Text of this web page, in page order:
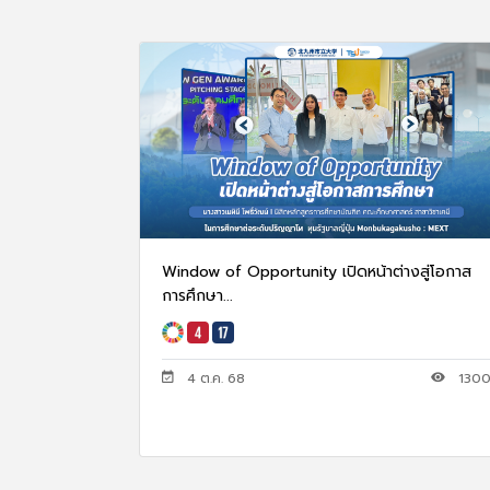
Window of Opportunity เปิดหน้าต่างสู่โอกาส
การศึกษา...
4 ต.ค. 68